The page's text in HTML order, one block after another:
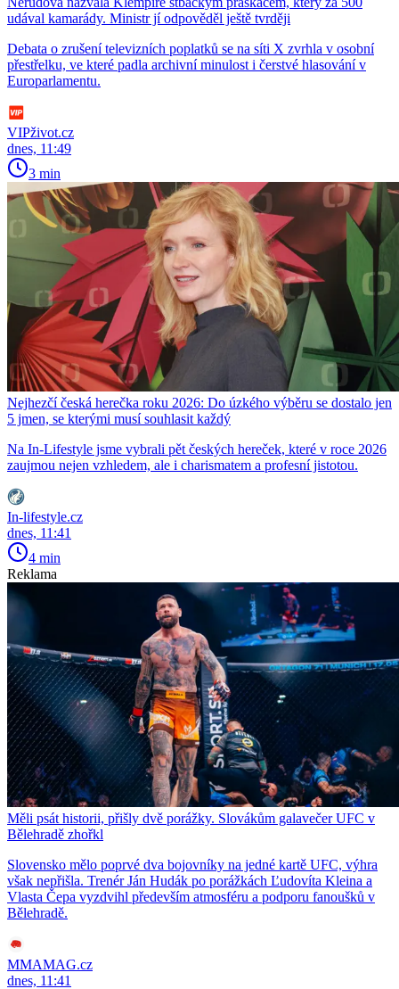
udával kamarády. Ministr jí odpověděl ještě tvrději
Debata o zrušení televizních poplatků se na síti X zvrhla v osobní
přestřelku, ve které padla archivní minulost i čerstvé hlasování v
Europarlamentu.
VIPživot.cz
dnes, 11:49
3 min
Nejhezčí česká herečka roku 2026: Do úzkého výběru se dostalo jen
5 jmen, se kterými musí souhlasit každý
Na In-Lifestyle jsme vybrali pět českých hereček, které v roce 2026
zaujmou nejen vzhledem, ale i charismatem a profesní jistotou.
In-lifestyle.cz
dnes, 11:41
4 min
Reklama
Měli psát historii, přišly dvě porážky. Slovákům galavečer UFC v
Bělehradě zhořkl
Slovensko mělo poprvé dva bojovníky na jedné kartě UFC, výhra
však nepřišla. Trenér Ján Hudák po porážkách Ľudovíta Kleina a
Vlasta Čepa vyzdvihl především atmosféru a podporu fanoušků v
Bělehradě.
MMAMAG.cz
dnes, 11:41